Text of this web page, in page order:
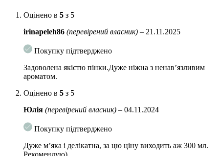
залишає відчуття комфорту та свіжості
підтримує здоровий рН інтимної зони
допомагає усунути та запобігає появі свербіжу та
Активні компоненти:
антибіотиком та дезодорантом з високою активністю проти
Оцінено в 5 з 5
irinapeleh86 (перевірений власник) – 21.11.2025
Покупку підтверджено
Задоволена якістю пінки.Дуже ніжна з ненав’язливим
ароматом.
Оцінено в 5 з 5
Юлія (перевірений власник) – 04.11.2024
Покупку підтверджено
Дуже мʼяка і делікатна, за цю ціну виходить аж 300 мл.
Рекомендую)